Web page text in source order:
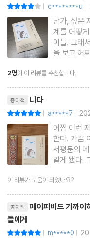
ㆍ정말 어디서부터 어긋난
_ 살면서 가장 많이 하는
ㆍ머릿속이 새하얘지는 ‘
ㆍ나도 말을 잘하고 싶다
_ 말하기보다 중요한 3초
ㆍ건조한 분위기를 촉촉하
_ 위트 있는 사람 되기
ㆍ말보다 마음을 들어주는
_ 그냥 듣는 것이 아닌 귀
ㆍ남들보다 ‘잘’ 해야 한다
| c********u |
난가, 싶은
계를 어떻
이들. 그래
을 보고 어찌
디지털 시
작 만남이
2명이 이 리뷰를 추천합니다.
종이책 나다
| a*****7 |
어쩜 이런
한다. 가끔
서평문의
알게 됐다.
제목이라
고슴도치들
가 아니다.
이 리뷰가 도움이 되었나요?
종이책
페이퍼버드 가까이
들에게
| m*****0 |